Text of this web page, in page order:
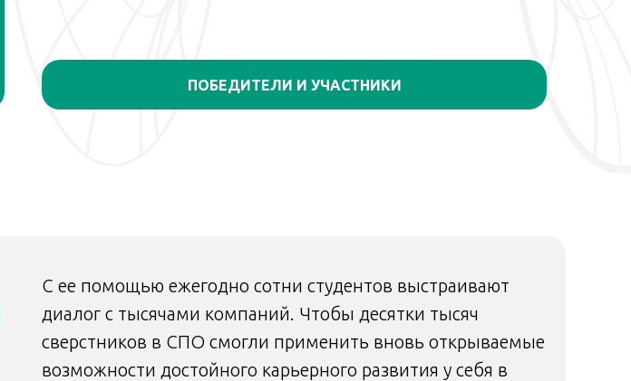
ПОБЕДИТЕЛИ И УЧАСТНИКИ
С ее помощью ежегодно сотни студентов выстраивают
диалог с тысячами компаний. Чтобы десятки тысяч
сверстников в СПО смогли применить вновь открываемые
возможности достойного карьерного развития у себя в